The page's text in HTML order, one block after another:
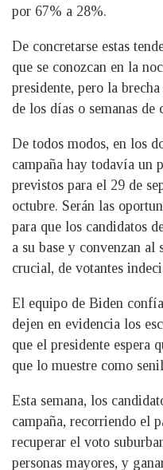
por 67% a 28%.
De concretarse estas
que se conozcan en la
presidente, pero la
de los días o semanas de
De todos modos, en los
campaña hay todavía un
previstos para el 29 de
octubre. Serán las
para que los candidatos
a su base y convenzan al
crucial, de votantes
El equipo de Biden
dejen en evidencia los
que el presidente espera
que lo muestre como
Esta semana, los
campaña, recorriendo el
recuperar el voto
personas mayores, y